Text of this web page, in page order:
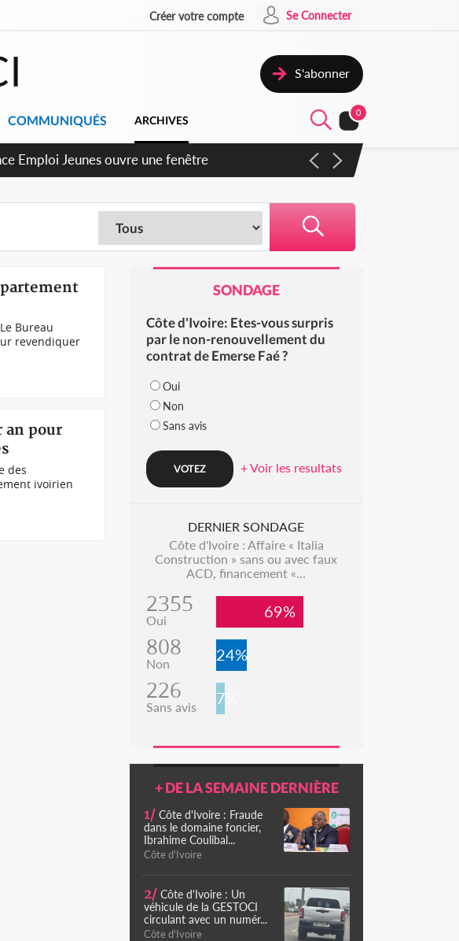
Créer votre compte Se Connecter
S'abonner
COMMUNIQUÉS ARCHIVES
0
Emploi Jeunes ouvre une fenêtre
Bureau
revendiquer
an pour
des
ivoirien
SONDAGE
Côte d'Ivoire: Etes-vous surpris
par le non-renouvellement du
contrat de Emerse Faé ?
Oui
Non
Sans avis
+ Voir les resultats
DERNIER SONDAGE
Côte d'Ivoire : Affaire « Italia
Construction » sans ou avec faux
ACD, financement «...
2355
Oui 69%
808
Non 24%
226
Sans avis 7%
+ DE LA SEMAINE DERNIÈRE
1/ Côte d'Ivoire : Fraude
dans le domaine foncier,
Ibrahime Coulibal...
Côte d'Ivoire
2/ Côte d'Ivoire : Un
véhicule de la GESTOCI
circulant avec un numér...
Côte d'Ivoire